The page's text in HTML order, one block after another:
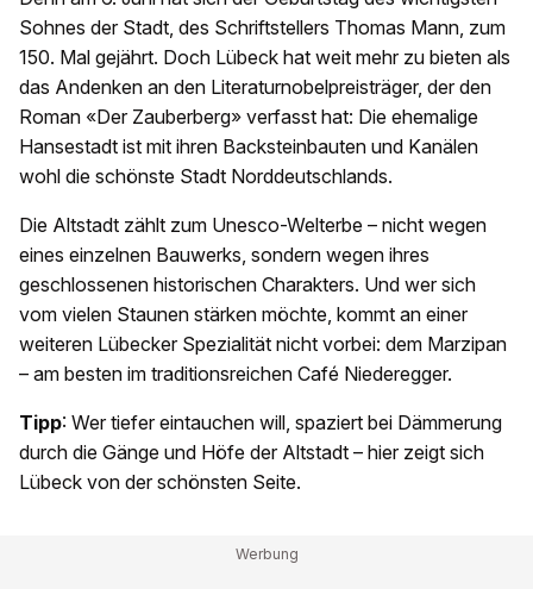
Sohnes der Stadt, des Schriftstellers Thomas Mann, zum
150. Mal gejährt. Doch Lübeck hat weit mehr zu bieten als
das Andenken an den Literaturnobelpreisträger, der den
Roman «Der Zauberberg» verfasst hat: Die ehemalige
Hansestadt ist mit ihren Backsteinbauten und Kanälen
wohl die schönste Stadt Norddeutschlands.
Die Altstadt zählt zum Unesco-Welterbe – nicht wegen
eines einzelnen Bauwerks, sondern wegen ihres
geschlossenen historischen Charakters. Und wer sich
vom vielen Staunen stärken möchte, kommt an einer
weiteren Lübecker Spezialität nicht vorbei: dem Marzipan
– am besten im traditionsreichen Café Niederegger.
Tipp: Wer tiefer eintauchen will, spaziert bei Dämmerung
durch die Gänge und Höfe der Altstadt – hier zeigt sich
Lübeck von der schönsten Seite.